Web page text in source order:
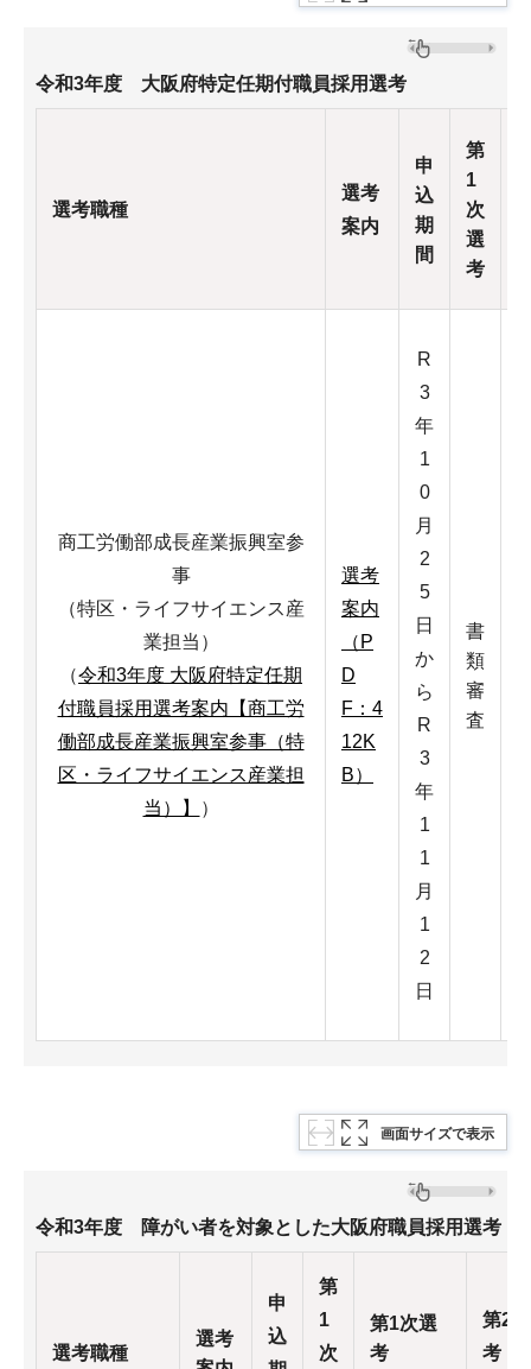
令和3年度 大阪府特定任期付職員採用選考
選考職種
選考
案内
申
込
期
間
第
1
次
選
考
商工労働部成長産業振興室参
事
（特区・ライフサイエンス産
業担当）
（令和3年度 大阪府特定任期
付職員採用選考案内【商工労
働部成長産業振興室参事（特
区・ライフサイエンス産業担
当）】
）
選考
案内
（P
D
F：4
12K
B）
R
3
年
1
0
月
2
5
日
か
ら
R
3
年
1
1
月
1
2
日
書
類
審
査
画面サイズで表示
令和3年度 障がい者を対象とした大阪府職員採用選考
選考職種
選考
申
込
第
1
次
第1次選
考
第2
考